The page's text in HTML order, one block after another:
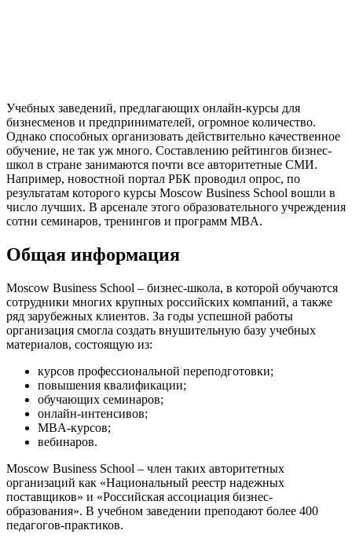
Учебных заведений, предлагающих онлайн-курсы для
бизнесменов и предпринимателей, огромное количество.
Однако способных организовать действительно качественное
обучение, не так уж много. Составлению рейтингов бизнес-
школ в стране занимаются почти все авторитетные СМИ.
Например, новостной портал РБК проводил опрос, по
результатам которого курсы Moscow Business School вошли в
число лучших. В арсенале этого образовательного учреждения
сотни семинаров, тренингов и программ MBA.
Общая информация
Moscow Business School – бизнес-школа, в которой обучаются
сотрудники многих крупных российских компаний, а также
ряд зарубежных клиентов. За годы успешной работы
организация смогла создать внушительную базу учебных
материалов, состоящую из:
курсов профессиональной переподготовки;
повышения квалификации;
обучающих семинаров;
онлайн-интенсивов;
MBA-курсов;
вебинаров.
Moscow Business School – член таких авторитетных
организаций как «Национальный реестр надежных
поставщиков» и «Российская ассоциация бизнес-
образования». В учебном заведении преподают более 400
педагогов-практиков.